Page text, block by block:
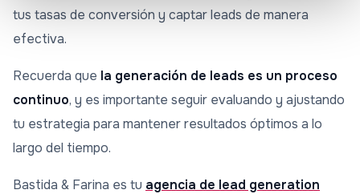
tus tasas de conversión y captar leads de manera
efectiva.
Recuerda que la generación de leads es un proceso
continuo, y es importante seguir evaluando y ajustando
tu estrategia para mantener resultados óptimos a lo
largo del tiempo.
Bastida & Farina es tu agencia de lead generation